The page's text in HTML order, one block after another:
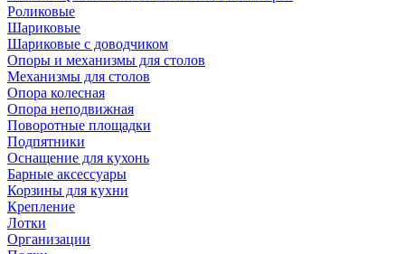
Роликовые
Шариковые
Шариковые с доводчиком
Опоры и механизмы для столов
Механизмы для столов
Опора колесная
Опора неподвижная
Поворотные площадки
Подпятники
Оснащение для кухонь
Барные аксессуары
Корзины для кухни
Крепление
Лотки
Организации